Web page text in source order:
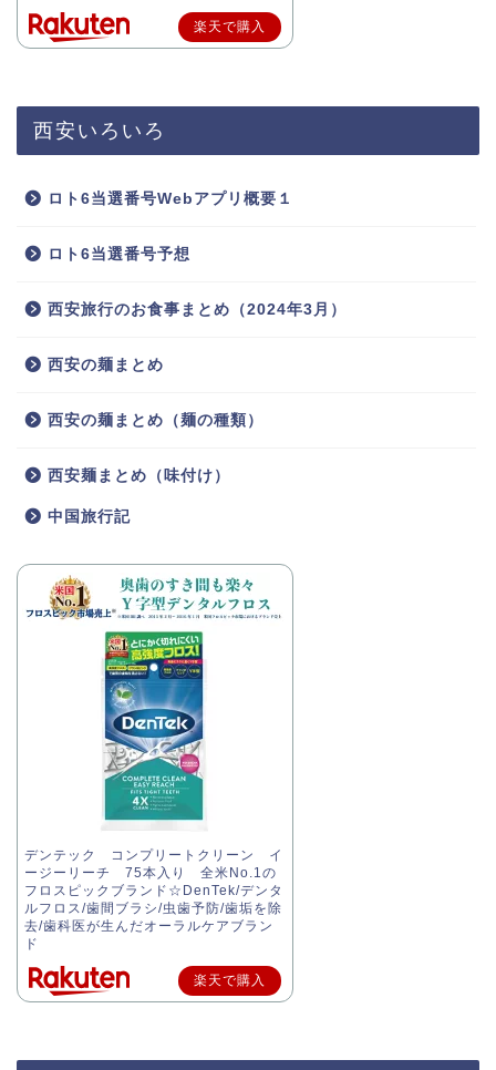
楽天で購入
西安いろいろ
ロト6当選番号Webアプリ概要１
ロト6当選番号予想
西安旅行のお食事まとめ（2024年3月）
西安の麺まとめ
西安の麺まとめ（麺の種類）
西安麺まとめ（味付け）
中国旅行記
デンテック コンプリートクリーン イ
ージーリーチ 75本入り 全米No.1の
フロスピックブランド☆DenTek/デンタ
ルフロス/歯間ブラシ/虫歯予防/歯垢を除
去/歯科医が生んだオーラルケアブラン
ド
楽天で購入